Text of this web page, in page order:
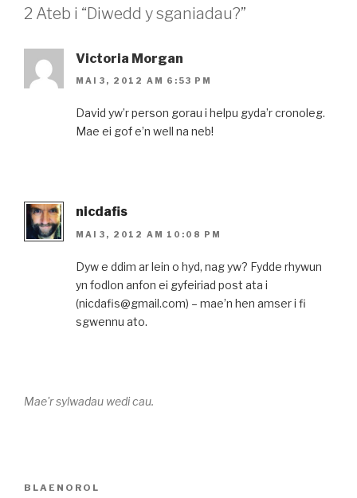
2 Ateb i “Diwedd y sganiadau?”
Victoria Morgan
MAI 3, 2012 AM 6:53 PM
David yw’r person gorau i helpu gyda’r cronoleg.
Mae ei gof e’n well na neb!
nicdafis
MAI 3, 2012 AM 10:08 PM
Dyw e ddim ar lein o hyd, nag yw? Fydde rhywun
yn fodlon anfon ei gyfeiriad post ata i
(nicdafis@gmail.com) – mae’n hen amser i fi
sgwennu ato.
Mae'r sylwadau wedi cau.
Cofnod
BLAENOROL